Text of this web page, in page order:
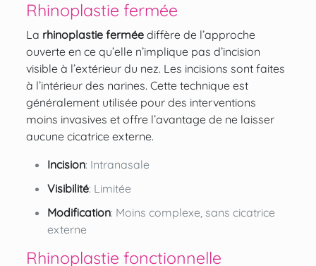
Rhinoplastie fermée
La rhinoplastie ferméediffère de l’approche
ouverte en ce qu’elle n’implique pas d’incision
visible à l’extérieur du nez. Les incisions sont faites
à l’intérieur des narines. Cette technique est
généralement utilisée pour des interventions
moins invasives et offre l’avantage de ne laisser
aucune cicatrice externe.
Incision: Intranasale
Visibilité: Limitée
Modification: Moins complexe, sans cicatrice
externe
Rhinoplastie fonctionnelle